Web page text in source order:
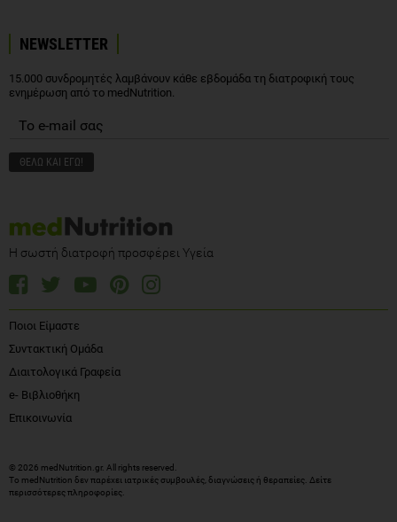
NEWSLETTER
15.000 συνδρομητές λαμβάνουν κάθε εβδομάδα τη διατροφική τους
ενημέρωση από το medNutrition.
Η σωστή διατροφή προσφέρει Υγεία
Ποιοι Είμαστε
Συντακτική Ομάδα
Διαιτολογικά Γραφεία
e- Βιβλιοθήκη
Επικοινωνία
© 2026 medNutrition.gr. All rights reserved.
Το medNutrition δεν παρέχει ιατρικές συμβουλές, διαγνώσεις ή θεραπείες. Δείτε
περισσότερες πληροφορίες